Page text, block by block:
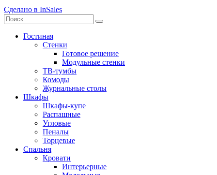
Сделано в InSales
Гостиная
Стенки
Готовое решение
Модульные стенки
ТВ-тумбы
Комоды
Журнальные столы
Шкафы
Шкафы-купе
Распашные
Угловые
Пеналы
Торцевые
Спальня
Кровати
Интерьерные